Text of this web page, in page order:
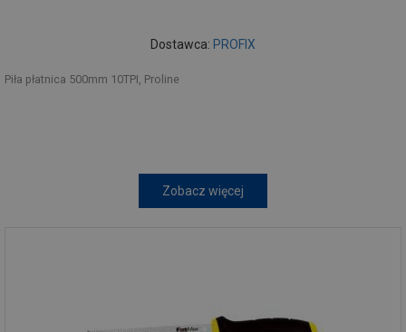
Dostawca: PROFIX
Piła płatnica 500mm 10TPI, Proline
Zobacz więcej